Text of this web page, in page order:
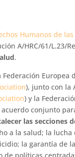
Humanos de
A/HRC/61/L.23/
.
Europea
), junto con la
) y la
conjunto
las secciones
a la salud; la
la garantía de
de políticas